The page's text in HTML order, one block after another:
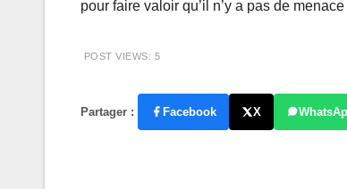
pour faire valoir qu’il n’y a pas de
POST VIEWS: 5
Partager : Facebook X